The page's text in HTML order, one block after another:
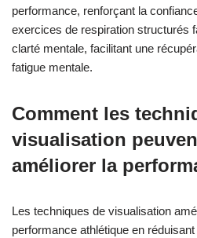
performance, renforçant la
exercices de respiration structurés
clarté mentale, facilitant une
fatigue mentale.
Comment les
visualisation
améliorer la
Les techniques de visualisation
performance athlétique en